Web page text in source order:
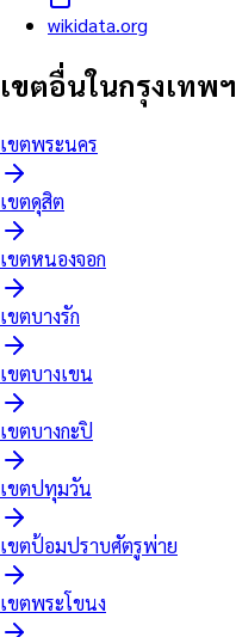
wikidata.org
เขตอื่นในกรุงเทพฯ
เขตพระนคร
เขตดุสิต
เขตหนองจอก
เขตบางรัก
เขตบางเขน
เขตบางกะปิ
เขตปทุมวัน
เขตป้อมปราบศัตรูพ่าย
เขตพระโขนง